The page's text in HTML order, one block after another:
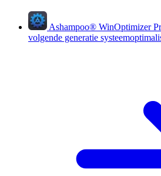
Ashampoo® WinOptimizer
volgende generatie